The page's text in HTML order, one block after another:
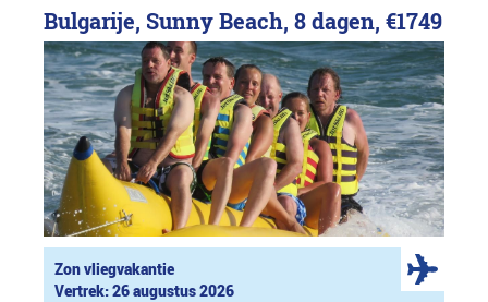
Bulgarije, Sunny Beach, 8 dagen, €1749
Zon vliegvakantie
Vertrek: 26 augustus 2026